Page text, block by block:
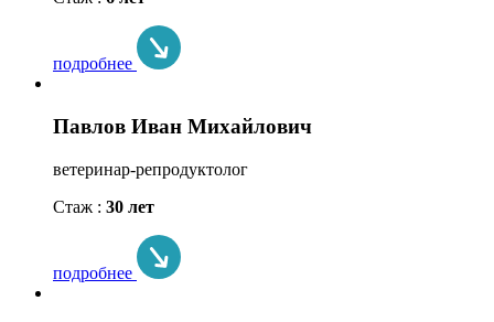
подробнее
Павлов Иван Михайлович
ветеринар-репродуктолог
Стаж : 30 лет
подробнее